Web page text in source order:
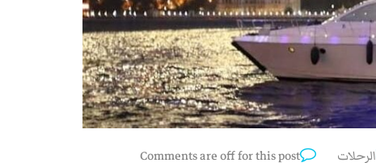
الرحلات
Comments are off for this post